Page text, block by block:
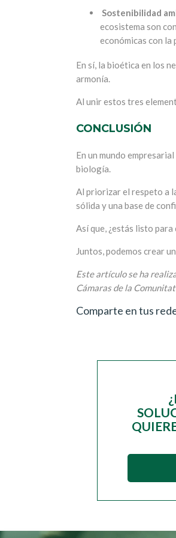
Sostenibilidad
ecosistema son
económicas con la
En sí, la bioética en los
armonía.
Al unir estos tres
CONCLUSIÓN
En un mundo
biología.
Al priorizar el respeto a
sólida y una base de
Así que, ¿estás listo
Juntos, podemos crear
Este artículo se ha
Cámaras de la
Comparte en tus